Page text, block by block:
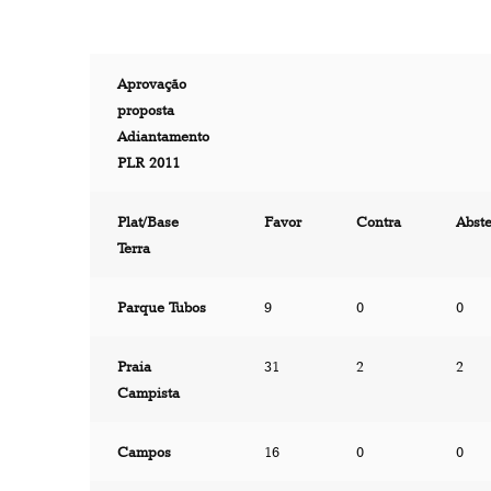
Aprovação
proposta
Adiantamento
PLR 2011
Plat/Base
Terra
Favor Contra
Parque Tubos 9 0 0
Praia
Campista
31 2 2
Campos 16 0 0